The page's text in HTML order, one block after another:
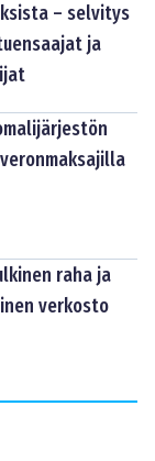
– selvitys
ja
raha ja
verkosto